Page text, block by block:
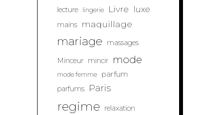
lecture lingerie Livre luxe
mains maquillage
mariage massages
Minceur mincir mode
mode femme parfum
parfums Paris
regime relaxation